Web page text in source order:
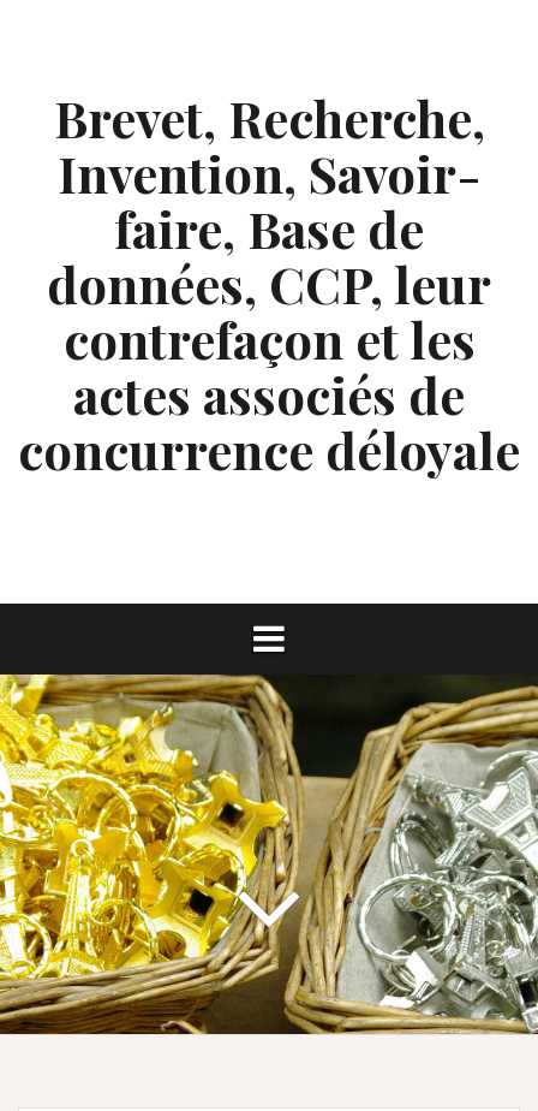
Brevet, Recherche,
Invention, Savoir-
faire, Base de
données, CCP, leur
contrefaçon et les
actes associés de
concurrence déloyale